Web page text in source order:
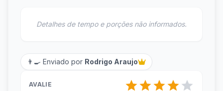
Detalhes de tempo e porções não informados.
👨‍🍳 Enviado por Rodrigo Araujo
AVALIE